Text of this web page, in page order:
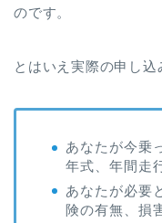
のです。
とはいえ実際の申し込
あなたが今乗
年式、年間走
あなたが必要
険の有無、損